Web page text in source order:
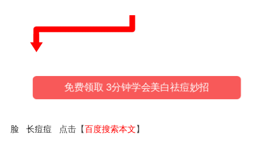
免费领取 3分钟学会美白祛痘妙招
脸 长痘痘 点击【百度搜索本文】